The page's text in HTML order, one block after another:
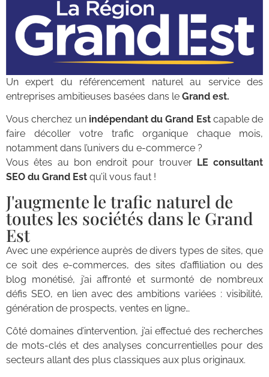
Un expert du référencement naturel au service des
entreprises ambitieuses basées dans le Grand est.
Vous cherchez un indépendant du Grand Estcapable de
faire décoller votre trafic organique chaque mois,
notamment dans l’univers du e-commerce ?
Vous êtes au bon endroit pour trouver LE consultant
SEO du Grand Est qu’il vous faut !
J'augmente le trafic naturel de
toutes les sociétés dans le Grand
Est
Avec une expérience auprès de divers types de sites, que
ce soit des e-commerces, des sites d’affiliation ou des
blog monétisé, j’ai affronté et surmonté de nombreux
défis SEO, en lien avec des ambitions variées : visibilité,
génération de prospects, ventes en ligne…
Côté domaines d’intervention, j’ai effectué des recherches
de mots-clés et des analyses concurrentielles pour des
secteurs allant des plus classiques aux plus originaux.